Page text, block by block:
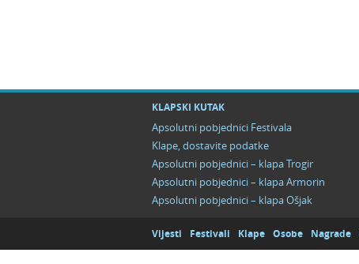
KLAPSKI KUTAK
Apsolutni pobjednici Festivala
Klape, dostavite podatke
Apsolutni pobjednici – klapa Trogir
Apsolutni pobjednici – klapa Armorin
Apsolutni pobjednici – klapa Ošjak
Vijesti Festivali Klape Osobe Nagrade